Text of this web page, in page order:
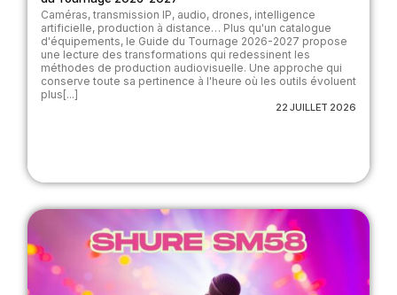
Caméras, transmission IP, audio, drones, intelligence
artificielle, production à distance… Plus qu'un catalogue
d'équipements, le Guide du Tournage 2026-2027 propose
une lecture des transformations qui redessinent les
méthodes de production audiovisuelle. Une approche qui
conserve toute sa pertinence à l'heure où les outils évoluent
plus[...]
22 JUILLET 2026